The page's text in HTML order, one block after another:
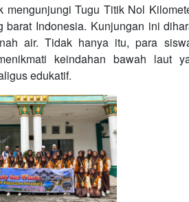
Tugu Titik Nol
Indonesia. Kunjungan ini
air. Tidak hanya itu, para
keindahan bawah laut
edukatif.